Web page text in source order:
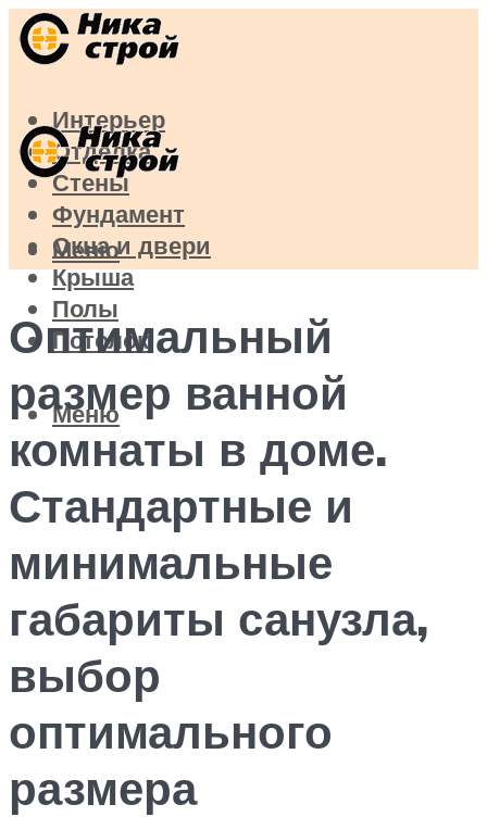
Интерьер
Отделка
Стены
Фундамент
Окна и двери
Крыша
Полы
Потолок
Меню
Меню
Оптимальный
размер ванной
комнаты в доме.
Стандартные и
минимальные
габариты санузла,
выбор
оптимального
размера